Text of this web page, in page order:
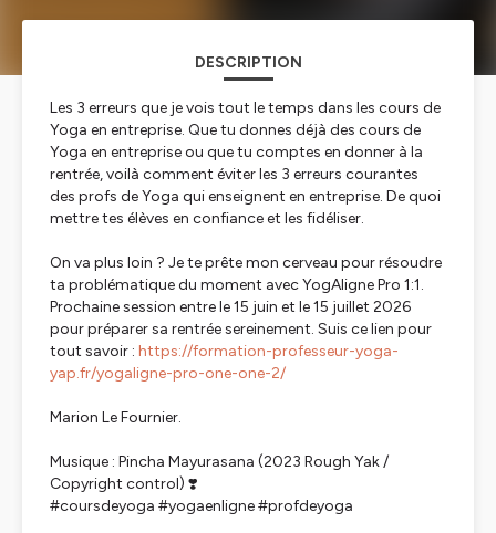
DESCRIPTION
Les 3 erreurs que je vois tout le temps dans les cours de
Yoga en entreprise. Que tu donnes déjà des cours de
Yoga en entreprise ou que tu comptes en donner à la
rentrée, voilà comment éviter les 3 erreurs courantes
des profs de Yoga qui enseignent en entreprise. De quoi
mettre tes élèves en confiance et les fidéliser.
On va plus loin ? Je te prête mon cerveau pour résoudre
ta problématique du moment avec YogAligne Pro 1:1.
Prochaine session entre le 15 juin et le 15 juillet 2026
pour préparer sa rentrée sereinement. Suis ce lien pour
tout savoir : https://formation-professeur-yoga-
yap.fr/yogaligne-pro-one-one-2/
Marion Le Fournier.
Musique : Pincha Mayurasana (2023 Rough Yak /
Copyright control) ❣️
#coursdeyoga #yogaenligne #profdeyoga